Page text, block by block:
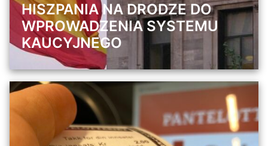
HISZPANIA NA DRODZE DO
WPROWADZENIA SYSTEMU
KAUCYJNEGO